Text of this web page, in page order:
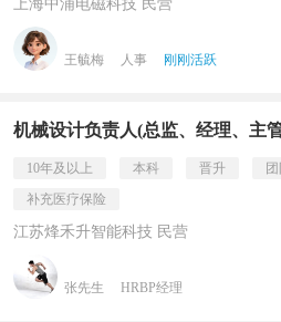
上海中浦电磁科技 民营
王毓梅 人事 刚刚活跃
机械设计负责人(总监、经理、主
10年及以上 本科 晋升
补充医疗保险
江苏烽禾升智能科技 民营
张先生 HRBP经理